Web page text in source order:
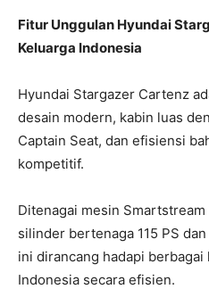
Fitur Unggulan Hyundai
Keluarga Indonesia
Hyundai Stargazer Cartenz
desain modern, kabin luas
Captain Seat, dan efisiensi
kompetitif.
Ditenagai mesin Smartstream
silinder bertenaga 115 PS
ini dirancang hadapi
Indonesia secara efisien.